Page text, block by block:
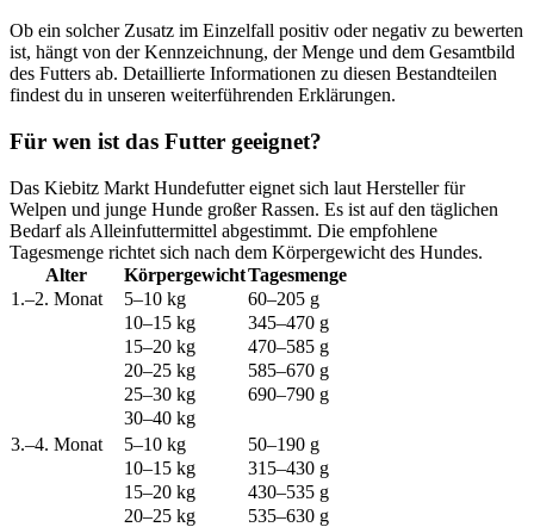
Ob ein solcher Zusatz im Einzelfall positiv oder negativ zu bewerten
ist, hängt von der Kennzeichnung, der Menge und dem Gesamtbild
des Futters ab. Detaillierte Informationen zu diesen Bestandteilen
findest du in unseren weiterführenden Erklärungen.
Für wen ist das Futter geeignet?
Das Kiebitz Markt Hundefutter eignet sich laut Hersteller für
Welpen und junge Hunde großer Rassen. Es ist auf den täglichen
Bedarf als Alleinfuttermittel abgestimmt. Die empfohlene
Tagesmenge richtet sich nach dem Körpergewicht des Hundes.
Alter
KörpergewichtTagesmenge
1.–2. Monat
5–10 kg
60–205 g
10–15 kg
345–470 g
15–20 kg
470–585 g
20–25 kg
585–670 g
25–30 kg
690–790 g
30–40 kg
3.–4. Monat
5–10 kg
50–190 g
10–15 kg
315–430 g
15–20 kg
430–535 g
20–25 kg
535–630 g